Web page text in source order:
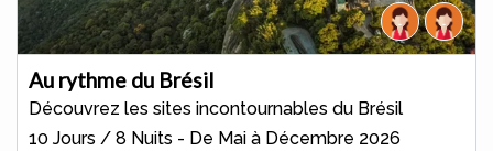
Au rythme du Brésil
Découvrez les sites incontournables du Brésil
10 Jours / 8 Nuits - De Mai à Décembre 2026